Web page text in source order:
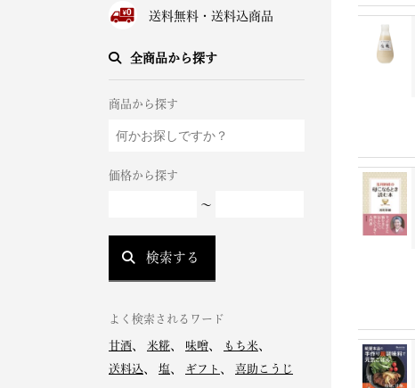
送料無料・送料込商品
全商品から探す
商品から探す
価格から探す
～
検索する
よく検索されるワード
甘酒 米糀 味噌 もち米
送料込
塩 ギフト 喜助こうじ